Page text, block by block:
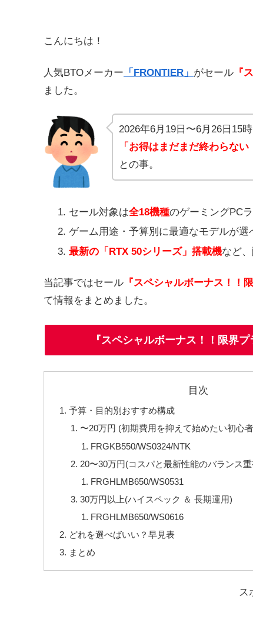
こんにちは！
人気BTOメーカー 「FRONTIER」 がセール 『
ました。
2026年6月19日〜6月26日15
「お得はまだまだ終わらな
との事。
セール対象は全18機種のゲーミングPC
ゲーム用途・予算別に最適なモデルが選
最新の「RTX 50シリーズ」搭載機など
当記事ではセール 『スペシャルボーナス！！
て情報をまとめました。
『スペシャルボーナス！！限界
目次
予算・目的別おすすめ構成
〜20万円 (初期費用を抑えて始めたい初心
FRGKB550/WS0324/NTK
20〜30万円(コスパと最新性能のバランス
FRGHLMB650/WS0531
30万円以上(ハイスペック ＆ 長期運用)
FRGHLMB650/WS0616
どれを選べばいい？早見表
まとめ
ス